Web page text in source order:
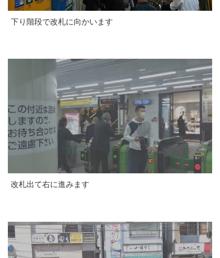
下り階段で改札に向かいます
改札出て右に進みます